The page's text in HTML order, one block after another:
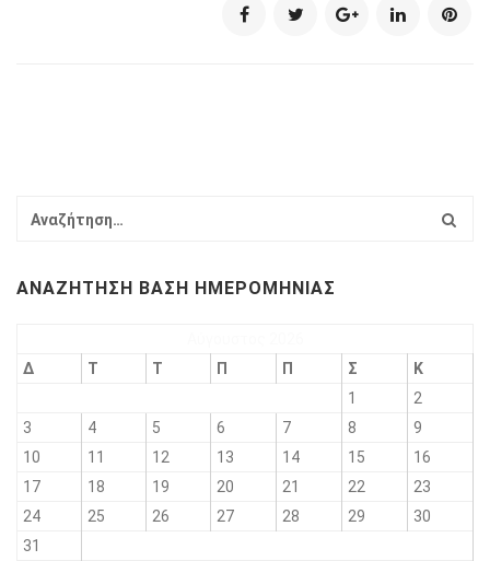
ΑΝΑΖΉΤΗΣΗ ΒΆΣΗ ΗΜΕΡΟΜΗΝΊΑΣ
Δ
Τ Τ Π Π Σ
Κ
1
2
3
4 5 6 7 8
9
10
11 12 13 14 15
16
17
18 19 20 21 22
23
24
25 26 27 28 29
30
31